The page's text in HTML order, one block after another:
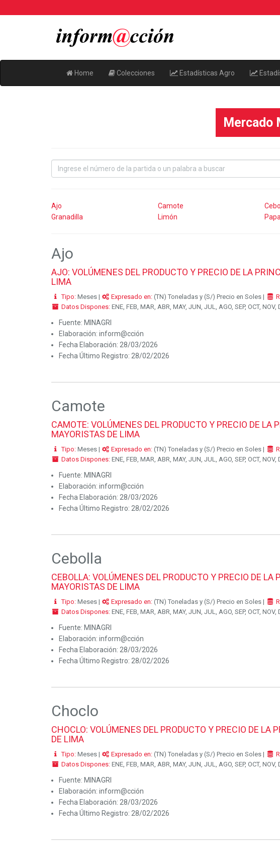
Home Colecciones Estadísticas Agro
Mercado
Ajo Camote
Granadilla
Limón
Ajo
AJO: VOLÚMENES DEL PRODUCTO Y PRECIO DE LA
LIMA
Tipo:Meses | Expresado en: (TN) Toneladas y (S/) Precio en Soles |
Datos Dispones:ENE, FEB, MAR, ABR, MAY, JUN, JUL, AGO, SEP, OCT, NOV,
Fuente: MINAGRI
Elaboración: inform@cción
Fecha Elaboración: 28/03/2026
Fecha Último Registro: 28/02/2026
Camote
CAMOTE: VOLÚMENES DEL PRODUCTO Y PRECIO DE LA
MAYORISTAS DE LIMA
Tipo:Meses | Expresado en: (TN) Toneladas y (S/) Precio en Soles |
Datos Dispones:ENE, FEB, MAR, ABR, MAY, JUN, JUL, AGO, SEP, OCT, NOV,
Fuente: MINAGRI
Elaboración: inform@cción
Fecha Elaboración: 28/03/2026
Fecha Último Registro: 28/02/2026
Cebolla
CEBOLLA: VOLÚMENES DEL PRODUCTO Y PRECIO DE LA
MAYORISTAS DE LIMA
Tipo:Meses | Expresado en: (TN) Toneladas y (S/) Precio en Soles |
Datos Dispones:ENE, FEB, MAR, ABR, MAY, JUN, JUL, AGO, SEP, OCT, NOV,
Fuente: MINAGRI
Elaboración: inform@cción
Fecha Elaboración: 28/03/2026
Fecha Último Registro: 28/02/2026
Choclo
CHOCLO: VOLÚMENES DEL PRODUCTO Y PRECIO DE LA
DE LIMA
Tipo:Meses | Expresado en: (TN) Toneladas y (S/) Precio en Soles |
Datos Dispones:ENE, FEB, MAR, ABR, MAY, JUN, JUL, AGO, SEP, OCT, NOV,
Fuente: MINAGRI
Elaboración: inform@cción
Fecha Elaboración: 28/03/2026
Fecha Último Registro: 28/02/2026